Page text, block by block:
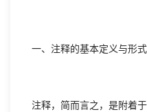
一、注释的基本定义与形式
注释，简而言之，是附着